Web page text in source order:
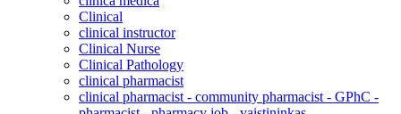
Clinical
clinical instructor
Clinical Nurse
Clinical Pathology
clinical pharmacist
clinical pharmacist - community pharmacist - GPhC -